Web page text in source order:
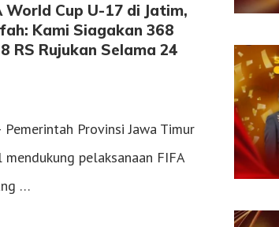
World Cup U-17 di Jatim,
Kami Siagakan 368
RS Rujukan Selama 24
Provinsi Jawa Timur
mendukung pelaksanaan FIFA
…